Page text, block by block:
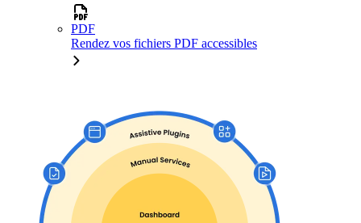
PDF
Rendez vos fichiers PDF accessibles